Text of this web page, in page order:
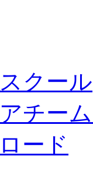
クール
チー
ード